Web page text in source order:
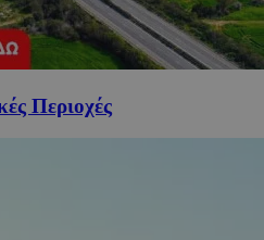
Περιοχές